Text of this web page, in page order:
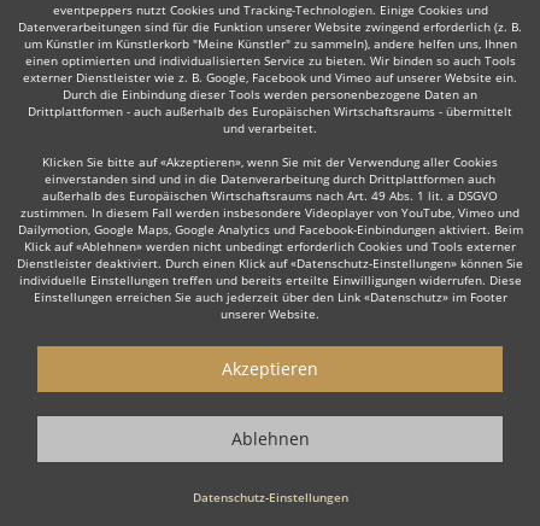
eventpeppers nutzt Cookies und Tracking-Technologien. Einige Cookies und
Datenverarbeitungen sind für die Funktion unserer Website zwingend erforderlich (z. B.
um Künstler im Künstlerkorb "Meine Künstler" zu sammeln), andere helfen uns, Ihnen
einen optimierten und individualisierten Service zu bieten. Wir binden so auch Tools
externer Dienstleister wie z. B. Google, Facebook und Vimeo auf unserer Website ein.
Durch die Einbindung dieser Tools werden personenbezogene Daten an
Drittplattformen - auch außerhalb des Europäischen Wirtschaftsraums - übermittelt
und verarbeitet.
Klicken Sie bitte auf «Akzeptieren», wenn Sie mit der Verwendung aller Cookies
einverstanden sind und in die Datenverarbeitung durch Drittplattformen auch
außerhalb des Europäischen Wirtschaftsraums nach Art. 49 Abs. 1 lit. a DSGVO
zustimmen. In diesem Fall werden insbesondere Videoplayer von YouTube, Vimeo und
Dailymotion, Google Maps, Google Analytics und Facebook-Einbindungen aktiviert. Beim
Klick auf «Ablehnen» werden nicht unbedingt erforderlich Cookies und Tools externer
Dienstleister deaktiviert. Durch einen Klick auf «Datenschutz-Einstellungen» können Sie
individuelle Einstellungen treffen und bereits erteilte Einwilligungen widerrufen. Diese
Einstellungen erreichen Sie auch jederzeit über den Link «Datenschutz» im Footer
unserer Website.
Datenschutz-Einstellungen
Akzeptieren
Ablehnen